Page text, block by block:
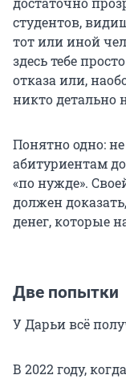
студентов,
тот или иной
здесь тебе
отказа или,
никто детально
Понятно одно:
абитуриентам
«по нужде».
должен
денег, которые
Две попытки
У Дарьи всё
В 2022 году,